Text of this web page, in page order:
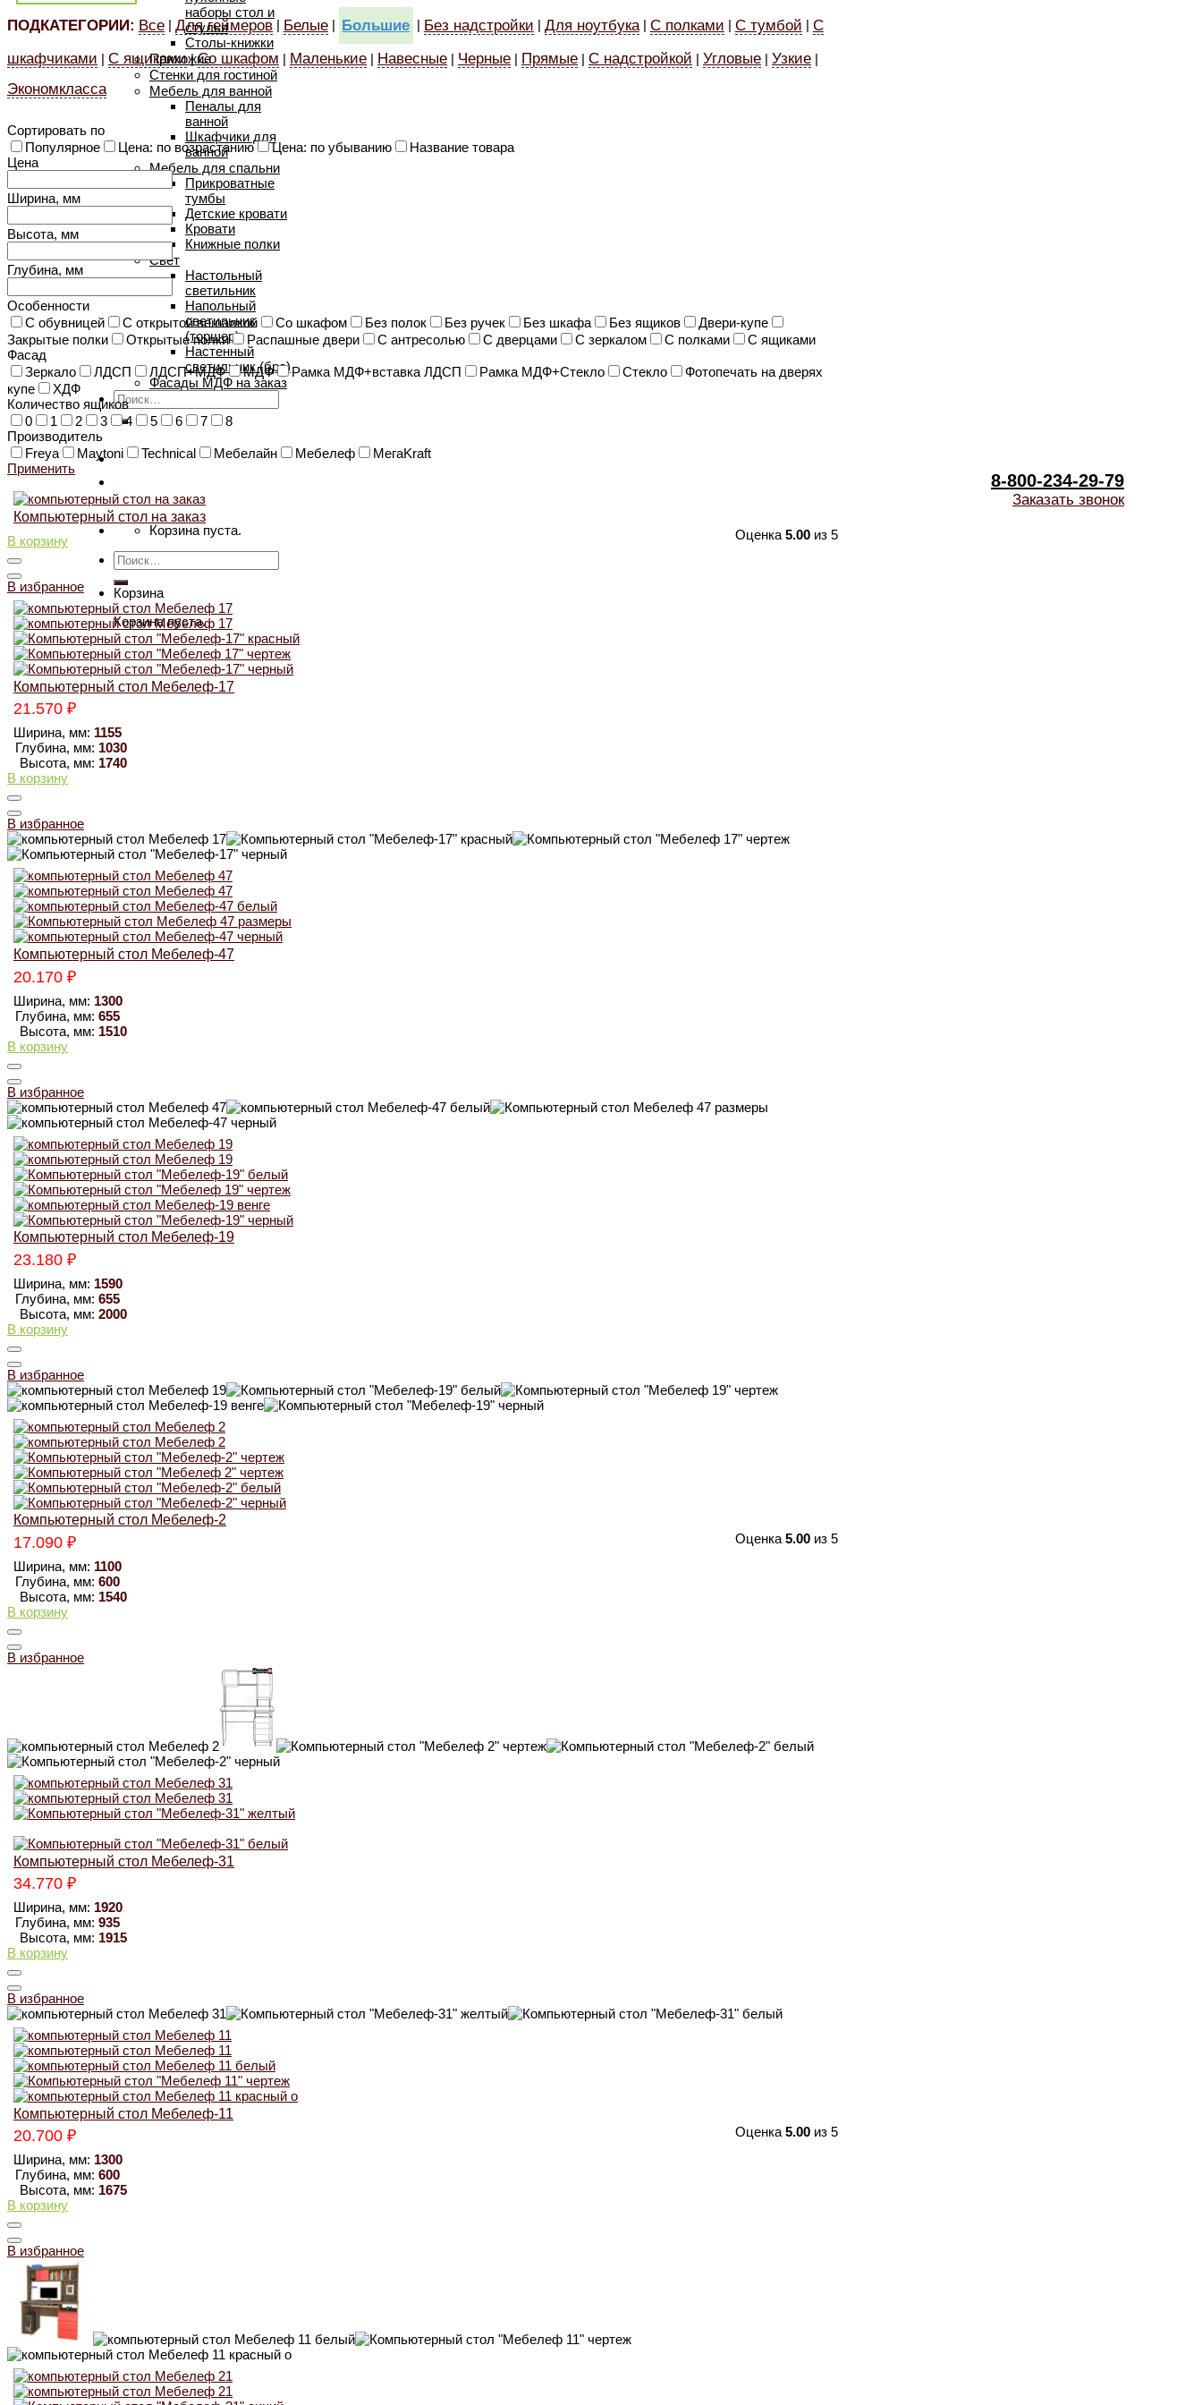
наборы стол и
стулья
Столы-книжки
Прихожие
Стенки для гостиной
Мебель для ванной
Пеналы для
ванной
Шкафчики для
ванной
Мебель для спальни
Прикроватные
тумбы
Детские кровати
Кровати
Книжные полки
Свет
Настольный
светильник
Напольный
светильник
(торшер)
Настенный
светильник (бра)
Фасады МДФ на заказ
Искать:
8-800-234-29-79
Заказать звонок
Корзина пуста.
Искать:
Корзина
Корзина пуста.
ПОДКАТЕГОРИИ: Все Для геймеров Белые Большие Без надстройки Для ноутбука| С полками С тумбой
С
шкафчиками | С ящиками|Со шкафом | Маленькие | Навесные | Черные | Прямые | С надстройкой | Угловые | Узкие |
Экономкласса
Сортировать по
Популярное
Цена: по возрастанию Цена: по убыванию
Название товара
Цена
Ширина, мм
Высота, мм
Глубина, мм
Особенности
C обувницей
C открытой вешалкой Cо шкафом Без полок Без ручек Без шкафа Без ящиков
Двери-купе
Закрытые полки
Открытые полки Распашные двери С антресолью С дверцами С зеркалом С полками
С ящиками
Фасад
Зеркало
ЛДСП ЛДСП+МДФ МДФ Рамка МДФ+вставка ЛДСП Рамка МДФ+Стекло Стекло
Фотопечать на дверях
купе
ХДФ
Количество ящиков
0
1 2 3 4 5 6 7
8
Производитель
Freya
Maytoni Technical Мебелайн Мебелеф
МегаKraft
Применить
Компьютерный стол на заказ
Оценка 5.00 из 5
В корзину
В избранное
Компьютерный стол Мебелеф-17
21.570 ₽
Ширина, мм: 1155
Глубина, мм: 1030
Высота, мм: 1740
В корзину
В избранное
Компьютерный стол Мебелеф-47
20.170 ₽
Ширина, мм: 1300
Глубина, мм: 655
Высота, мм: 1510
В корзину
В избранное
Компьютерный стол Мебелеф-19
23.180 ₽
Ширина, мм: 1590
Глубина, мм: 655
Высота, мм: 2000
В корзину
В избранное
Компьютерный стол Мебелеф-2
Оценка 5.00 из 5
17.090 ₽
Ширина, мм: 1100
Глубина, мм: 600
Высота, мм: 1540
В корзину
В избранное
Компьютерный стол Мебелеф-31
34.770 ₽
Ширина, мм: 1920
Глубина, мм: 935
Высота, мм: 1915
В корзину
В избранное
Компьютерный стол Мебелеф-11
Оценка 5.00 из 5
20.700 ₽
Ширина, мм: 1300
Глубина, мм: 600
Высота, мм: 1675
В корзину
В избранное